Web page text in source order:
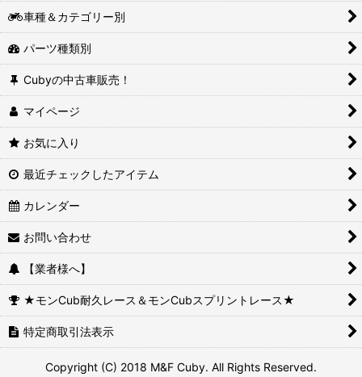
車種＆カテゴリー別
パーツ種類別
Cubyの中古車販売！
マイページ
お気に入り
最近チェックしたアイテム
カレンダー
お問い合わせ
【業者様へ】
★モンCub耐久レース＆モンCubスプリントレース★
特定商取引法表示
Copyright (C) 2018 M&F Cuby. All Rights Reserved.